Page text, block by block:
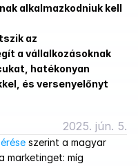
alkalmazkodniuk kell
az
a vállalkozásoknak
hatékonyan
és versenyelőnyt
2025. jún. 5.
szerint a magyar
marketinget: míg